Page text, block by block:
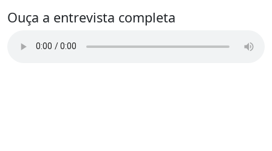
Ouça a entrevista completa